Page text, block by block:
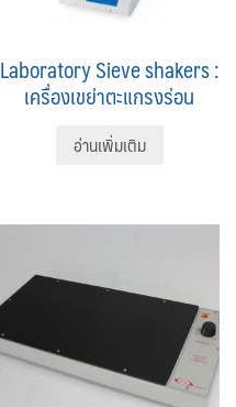
Laboratory Sieve shakers :
เครื่องเขย่าตะแกรงร่อน
อ่านเพิ่มเติม